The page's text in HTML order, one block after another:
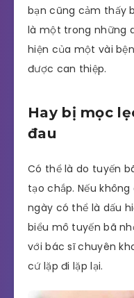
bạn cũng cảm thấy
là một trong những
hiện của một vài
được can thiệp.
Hay bị mọc
đau
Có thể là do tuyến
tạo chắp. Nếu
ngày có thể là dấu
biểu mô tuyến bã
với bác sĩ chuyên
cứ lặp đi lặp lại.